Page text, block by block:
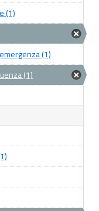
(1)
(1)
(1)